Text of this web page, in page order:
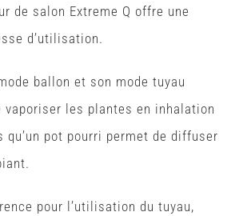
de salon Extreme Q offre une
d’utilisation.
ballon et son mode tuyau
vaporiser les plantes en inhalation
qu’un pot pourri permet de diffuser
pour l’utilisation du tuyau,